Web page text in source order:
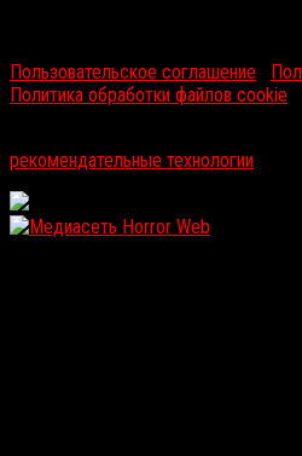
Пользовательское соглашение
Политика обработки файлов cookie
рекомендательные технологии